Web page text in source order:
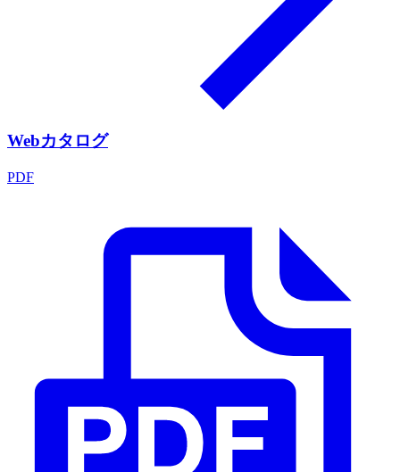
Webカタログ
PDF